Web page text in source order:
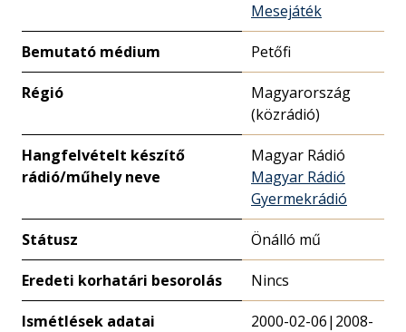
Mesejáték
Bemutató médium Petőfi
Régió
Magyarország
(közrádió)
Hangfelvételt készítő
rádió/műhely neve
Magyar Rádió
Magyar Rádió
Gyermekrádió
Státusz Önálló mű
Eredeti korhatári besorolás Nincs
Ismétlések adatai
2000-02-06|2008-